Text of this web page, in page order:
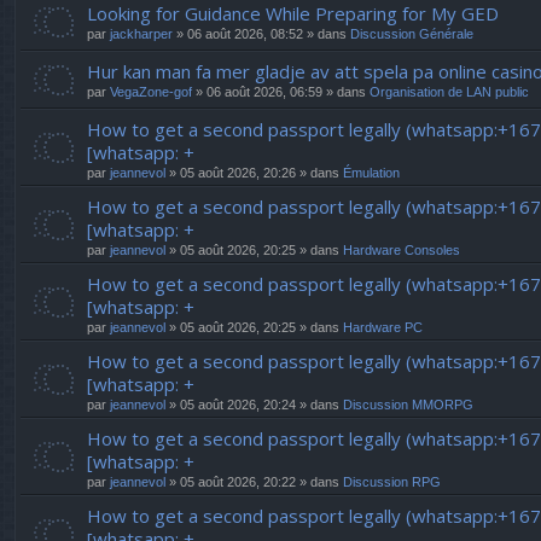
Looking for Guidance While Preparing for My GED
par jackharper » 06 août 2026, 08:52 » dans Discussion Générale
Hur kan man fa mer gladje av att spela pa online
par VegaZone-gof » 06 août 2026, 06:59 » dans Organisation de LAN public
How to get a second passport legally
[whatsapp: +
par jeannevol » 05 août 2026, 20:26 » dans Émulation
How to get a second passport legally
[whatsapp: +
par jeannevol » 05 août 2026, 20:25 » dans Hardware Consoles
How to get a second passport legally
[whatsapp: +
par jeannevol » 05 août 2026, 20:25 » dans Hardware PC
How to get a second passport legally
[whatsapp: +
par jeannevol » 05 août 2026, 20:24 » dans Discussion MMORPG
How to get a second passport legally
[whatsapp: +
par jeannevol » 05 août 2026, 20:22 » dans Discussion RPG
How to get a second passport legally